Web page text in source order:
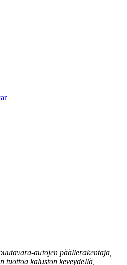
autojen päällerakentaja,
tuottoa kaluston keveydellä,